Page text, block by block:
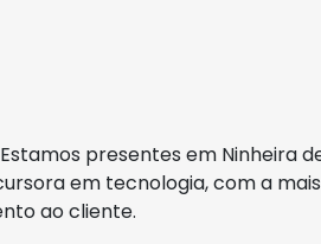
presentes em Ninheira
em tecnologia, com a mais
ao cliente.